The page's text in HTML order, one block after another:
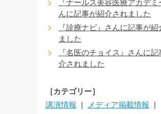
『ナールス美容医療アカデミ
んに記事が紹介されました
『診療ナビ』さんに記事が
ました
『名医のチョイス』さんに記
介されました
［カテゴリー］
講演情報
メディア掲載情報